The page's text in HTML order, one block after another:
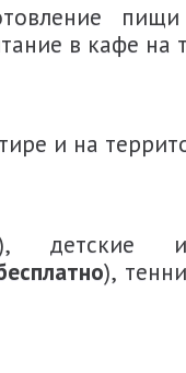
в кафе на
и на
детские
),